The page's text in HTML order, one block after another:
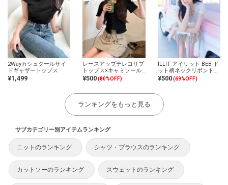
2Wayカシュクールサイ
ドギャザートップス
¥1,499
レースアップテレコリブ
トップス×キャミソール
アンサンブル
¥500 (80%OFF)
ILLIT アイリット BEB ド
ット柄ネックリボントッ
プス
¥500 (69%OFF)
ランキングをもっと見る
サブカテゴリー別アイテムランキング
ニットのランキング シャツ・ブラウスのランキング
カットソーのランキング スウェットのランキング